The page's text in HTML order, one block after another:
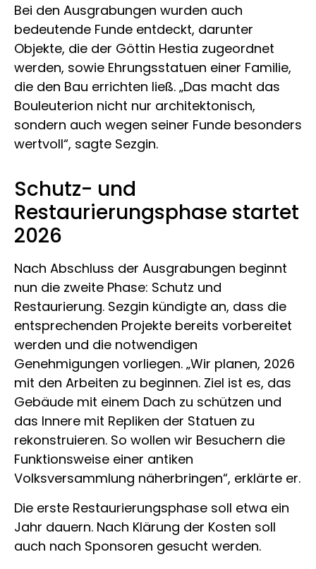
Bei den Ausgrabungen wurden auch
bedeutende Funde entdeckt, darunter
Objekte, die der Göttin Hestia zugeordnet
werden, sowie Ehrungsstatuen einer Familie,
die den Bau errichten ließ. „Das macht das
Bouleuterion nicht nur architektonisch,
sondern auch wegen seiner Funde besonders
wertvoll“, sagte Sezgin.
Schutz- und
Restaurierungsphase startet
2026
Nach Abschluss der Ausgrabungen beginnt
nun die zweite Phase: Schutz und
Restaurierung. Sezgin kündigte an, dass die
entsprechenden Projekte bereits vorbereitet
werden und die notwendigen
Genehmigungen vorliegen. „Wir planen, 2026
mit den Arbeiten zu beginnen. Ziel ist es, das
Gebäude mit einem Dach zu schützen und
das Innere mit Repliken der Statuen zu
rekonstruieren. So wollen wir Besuchern die
Funktionsweise einer antiken
Volksversammlung näherbringen“, erklärte er.
Die erste Restaurierungsphase soll etwa ein
Jahr dauern. Nach Klärung der Kosten soll
auch nach Sponsoren gesucht werden.